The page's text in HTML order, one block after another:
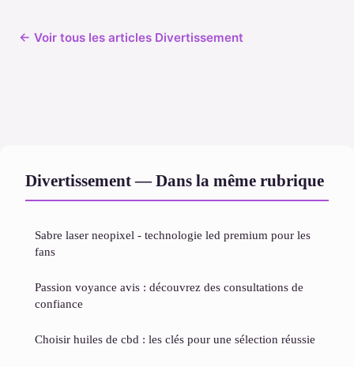
← Voir tous les articles Divertissement
Divertissement — Dans la même rubrique
Sabre laser neopixel - technologie led premium pour les
fans
Passion voyance avis : découvrez des consultations de
confiance
Choisir huiles de cbd : les clés pour une sélection réussie